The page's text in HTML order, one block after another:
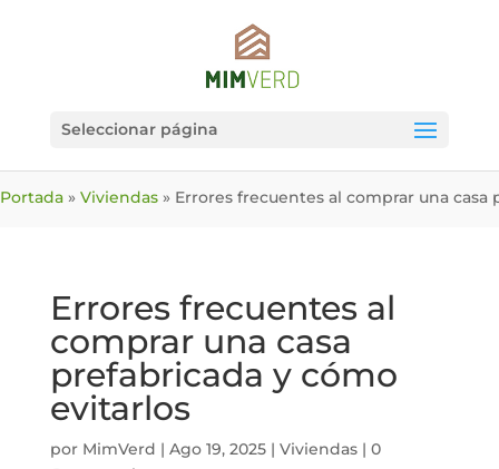
Seleccionar página
Portada » Viviendas » Errores frecuentes al comprar una
Errores frecuentes al
comprar una casa
prefabricada y cómo
evitarlos
por MimVerd | Ago 19, 2025| Viviendas| 0